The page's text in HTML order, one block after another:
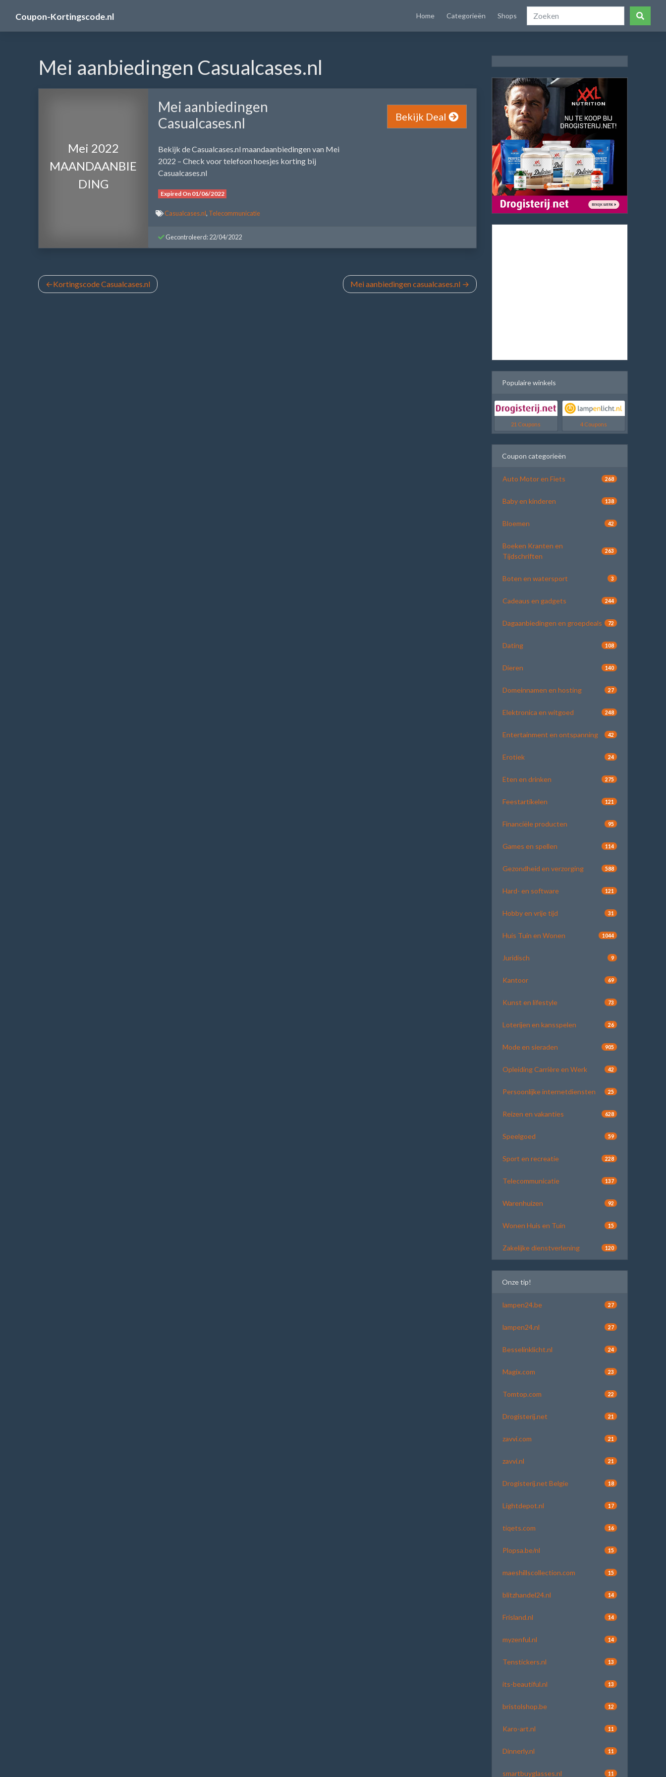
Coupon-Kortingscode.nl Home Categorieën Shops
Mei aanbiedingen Casualcases.nl
Mei 2022
MAANDAANBIE
DING
Mei aanbiedingen
Casualcases.nl
Bekijk de Casualcases.nl maandaanbiedingen van Mei
2022 – Check voor telefoon hoesjes korting bij
Casualcases.nl
Expired On 01/06/2022
Bekijk Deal
Casualcases.nl, Telecommunicatie
Gecontroleerd: 22/04/2022
Bericht
Kortingscode Casualcases.nl Mei aanbiedingen casualcases.nl
Populaire winkels
21 Coupons 4 Coupons
Coupon categorieën
Auto Motor en Fiets 268
Baby en kinderen 138
Bloemen 42
Boeken Kranten en
Tijdschriften
263
Boten en watersport 3
Cadeaus en gadgets 244
Dagaanbiedingen en groepdeals 72
Dating 108
Dieren 140
Domeinnamen en hosting 27
Elektronica en witgoed 248
Entertainment en ontspanning 42
Erotiek 24
Eten en drinken 275
Feestartikelen 121
Financiële producten 95
Games en spellen 114
Gezondheid en verzorging 588
Hard- en software 121
Hobby en vrije tijd 31
Huis Tuin en Wonen 1044
Juridisch 9
Kantoor 69
Kunst en lifestyle 73
Loterijen en kansspelen 26
Mode en sieraden 905
Opleiding Carrière en Werk 42
Persoonlijke internetdiensten 25
Reizen en vakanties 628
Speelgoed 59
Sport en recreatie 228
Telecommunicatie 137
Warenhuizen 92
Wonen Huis en Tuin 15
Zakelijke dienstverlening 120
Onze tip!
lampen24.be 27
lampen24.nl 27
Besselinklicht.nl 24
Magix.com 23
Tomtop.com 22
Drogisterij.net 21
zavvi.com 21
zavvi.nl 21
Drogisterij.net Belgie 18
Lightdepot.nl 17
tiqets.com 16
Plopsa.be/nl 15
maeshillscollection.com 15
blitzhandel24.nl 14
Frisland.nl 14
myzenful.nl 14
Tenstickers.nl 13
its-beautiful.nl 13
bristolshop.be 12
Karo-art.nl 11
Dinnerly.nl 11
smartbuyglasses.nl 11